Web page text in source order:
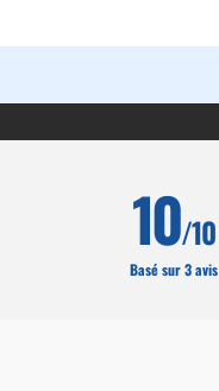
10/10
Basé sur 3 avis